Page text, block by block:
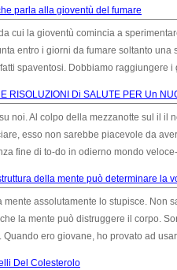
parla alla gioventù del fumare
cui la gioventù comincia a
entro i giorni da fumare soltanto
spaventosi. Dobbiamo raggiungere
RISOLUZIONI Di SALUTE PER Un
noi. Al colpo della mezzanotte sul il il
esso non sarebbe piacevole da
fine di to-do in odierno mondo
della mente può determinare la
assolutamente lo stupisce. Non
la mente può distruggere il corpo.
ero giovane, ho provato ad
Del Colesterolo